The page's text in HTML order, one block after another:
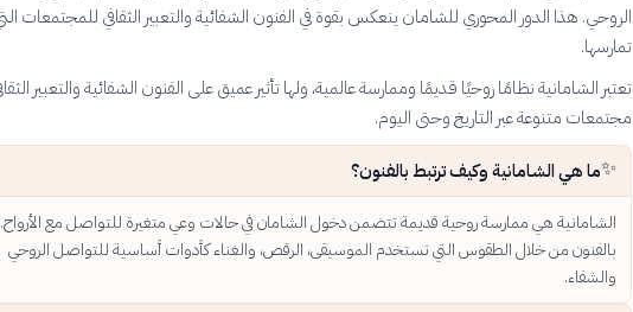
الروحي. هذا الدور المحوري للشامان ينعكس بقوة في الفنون الشفائية والتعبير الثقافي للمجتمعات
تمارسها.
تعتبر الشامانية نظامًا روحيًا قديمًا وممارسة عالمية، ولها تأثير عميق على الفنون الشفائية والتعبير
مجتمعات متنوعة عبر التاريخ وحتى اليوم.
✨ما هي الشامانية وكيف ترتبط بالفنون؟
الشامانية هي ممارسة روحية قديمة تتضمن دخول الشامان في حالات وعي متغيرة للتواصل مع
بالفنون من خلال الطقوس التي تستخدم الموسيقى، الرقص، والغناء كأدوات أساسية للتواصل الروحي
والشفاء.